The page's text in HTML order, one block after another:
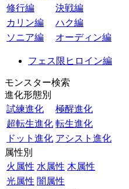
修行編
決戦編
カリン編
ハク編
ソニア編
オーディン編
フェス限ヒロイン編
モンスター検索
進化形態別
試練進化
極醒進化
超転生進化 転生進化
ドット進化 アシスト進化
属性別
火属性 水属性 木属性
光属性 闇属性